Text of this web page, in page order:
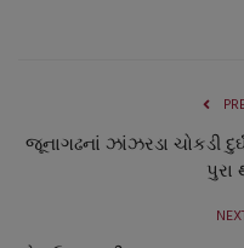
જૂનાગઢનાં ઝાંઝરડા ચોકડી
પુરા